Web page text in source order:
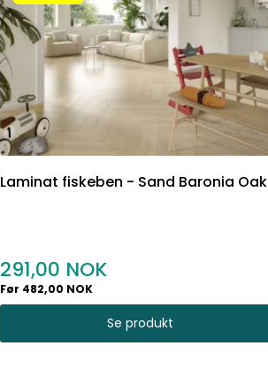
Laminat fiskeben - Sand Baronia Oak
291,00
Før 482,00 NOK
Se produkt